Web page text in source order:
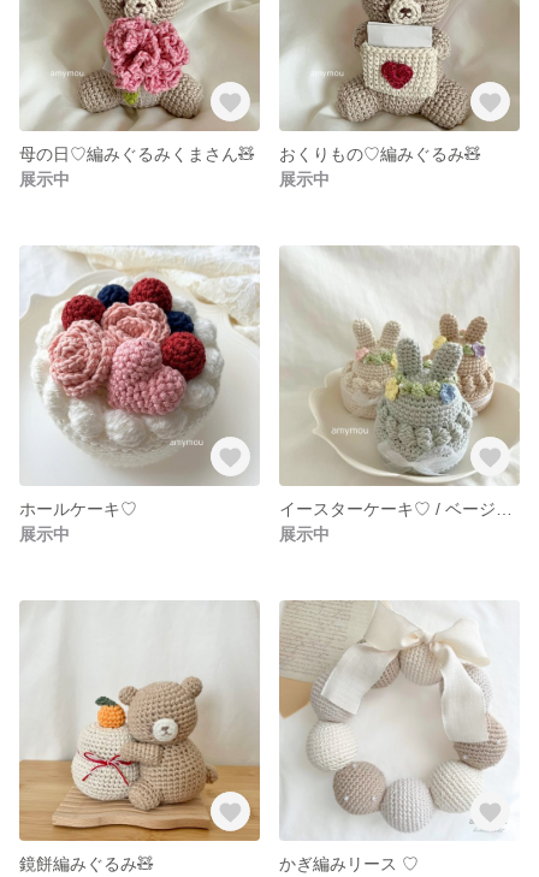
母の日♡編みぐるみくまさん🧸
展示中
おくりもの♡編みぐるみ🧸
展示中
ホールケーキ♡
展示中
展示中
鏡餅編みぐるみ🧸 かぎ編みリース ♡